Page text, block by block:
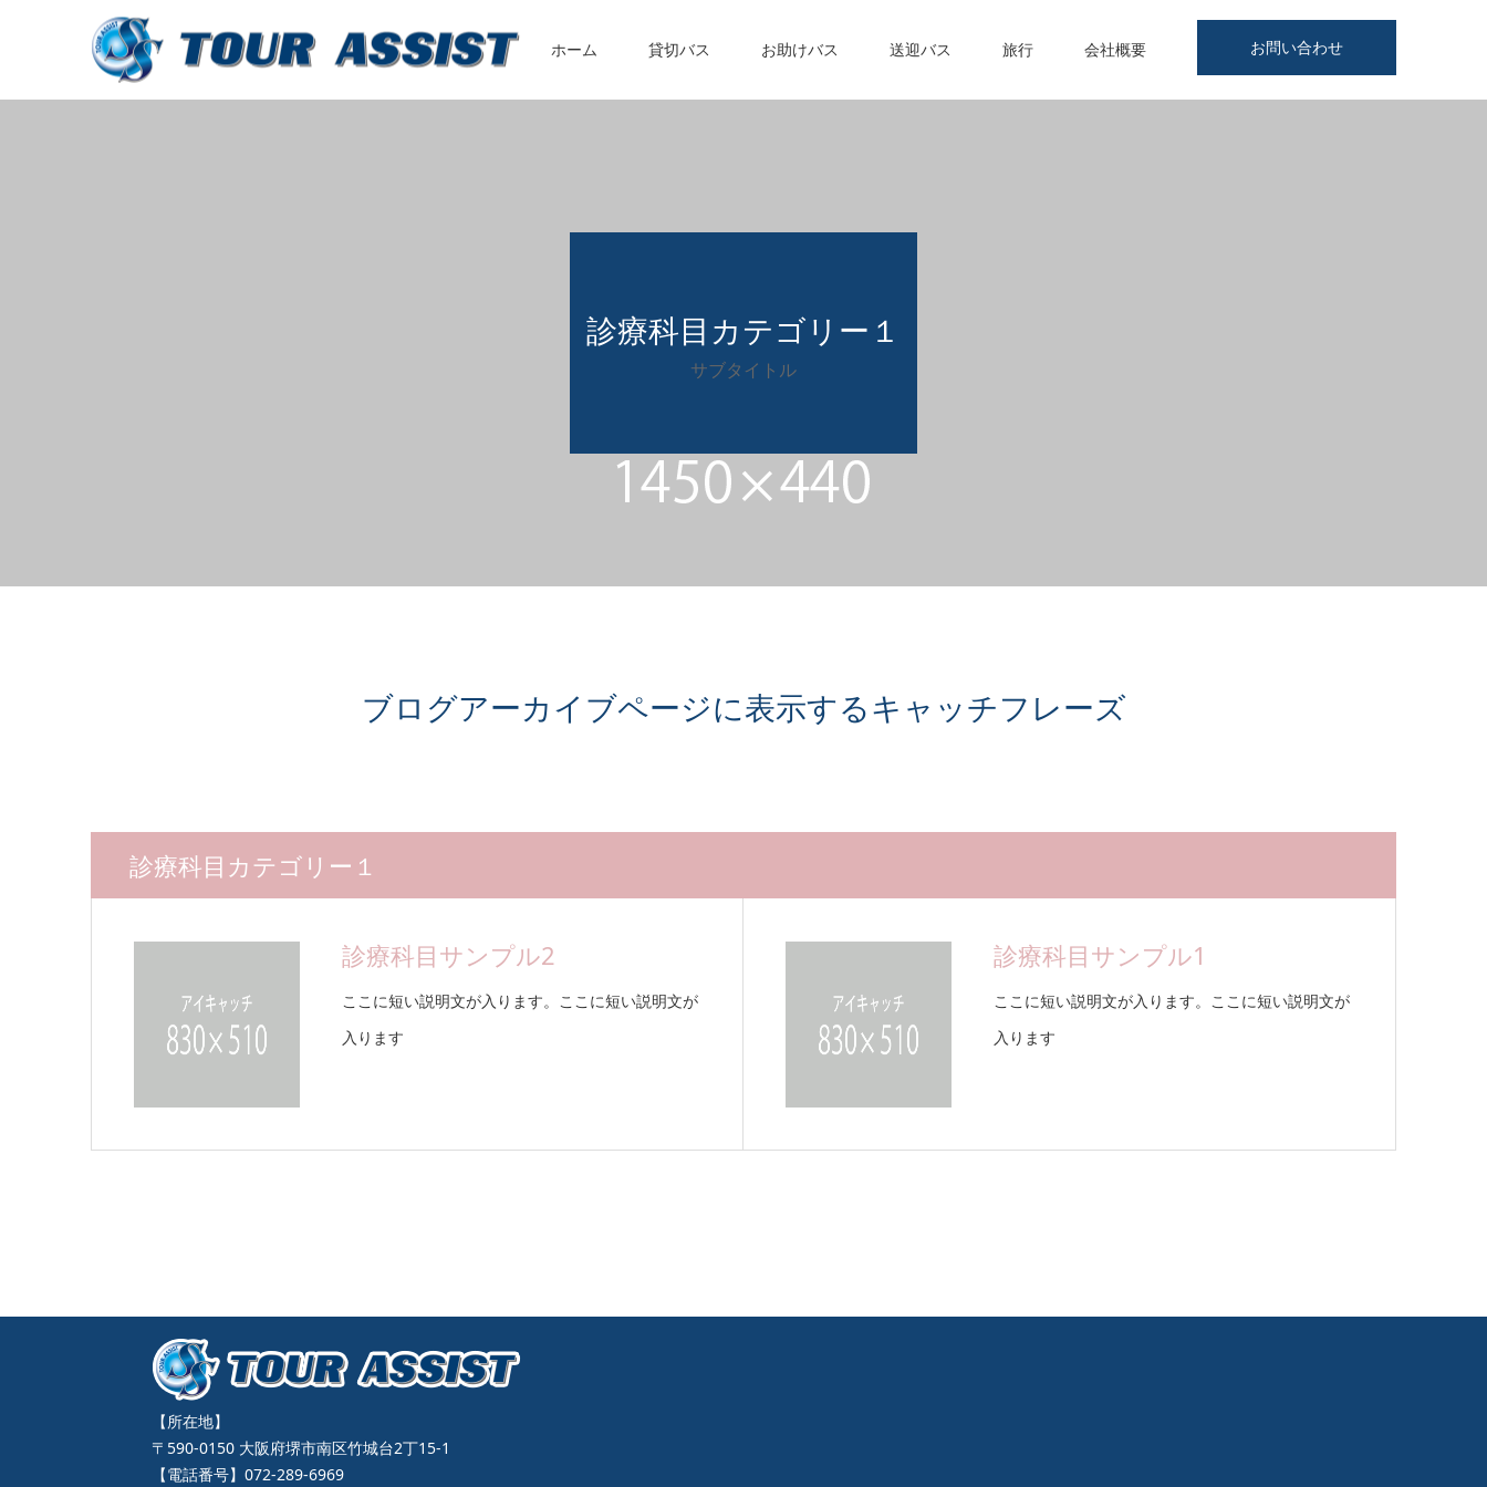
お問い合わせ
ホーム 貸切バス お助けバス 送迎バス 旅行 会社概要
診療科目カテゴリー１
サブタイトル
ブログアーカイブページに表示するキャッチフレーズ
診療科目カテゴリー１
診療科目サンプル2
ここに短い説明文が入ります。ここに短い説明文が
入ります
診療科目サンプル1
ここに短い説明文が入ります。ここに短い説明文が
入ります
【所在地】
〒590-0150 大阪府堺市南区竹城台2丁15-1
【電話番号】072-289-6969